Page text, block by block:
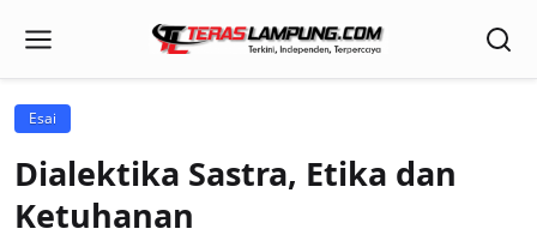
Esai
Dialektika Sastra, Etika dan
Ketuhanan